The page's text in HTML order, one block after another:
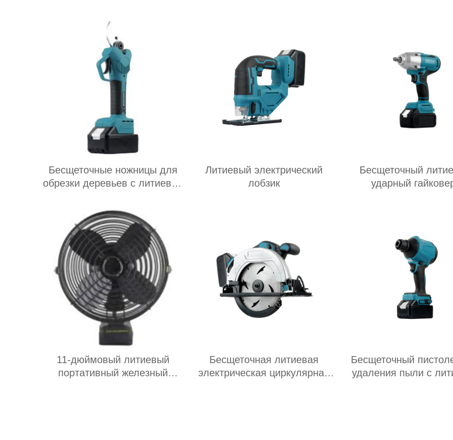
Бесщеточные ножницы для
обрезки деревьев с литиевой
Литиевый электрический
лобзик
Бесщеточный
ударный
11-дюймовый литиевый
портативный железный
Бесщеточная литиевая
электрическая циркулярная
Бесщеточный
удаления пыли с